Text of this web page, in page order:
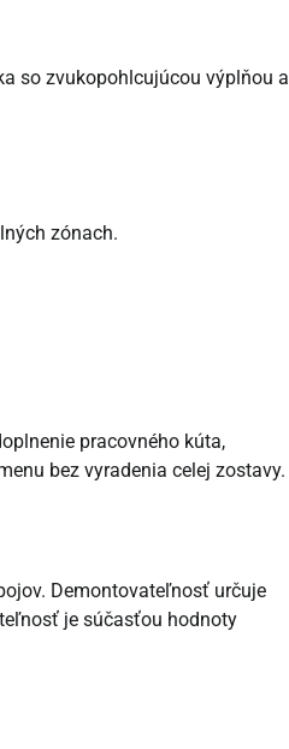
so zvukopohlcujúcou výplňou a
zónach.
pracovného kúta,
bez vyradenia celej zostavy.
Demontovateľnosť určuje
je súčasťou hodnoty